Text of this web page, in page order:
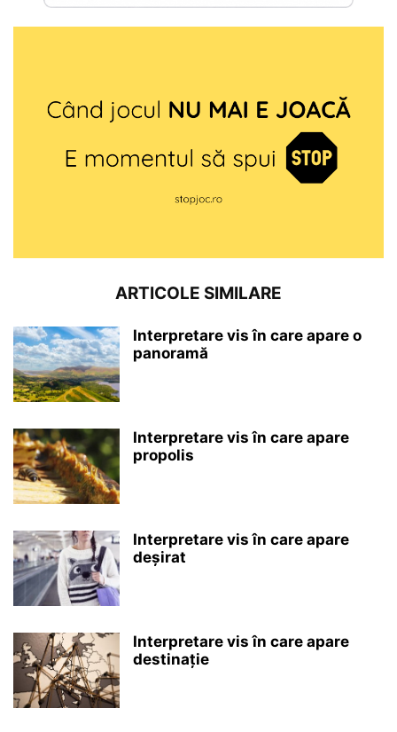
ARTICOLE SIMILARE
Interpretare vis în care apare o
panoramă
Interpretare vis în care apare
propolis
Interpretare vis în care apare
deșirat
Interpretare vis în care apare
destinație